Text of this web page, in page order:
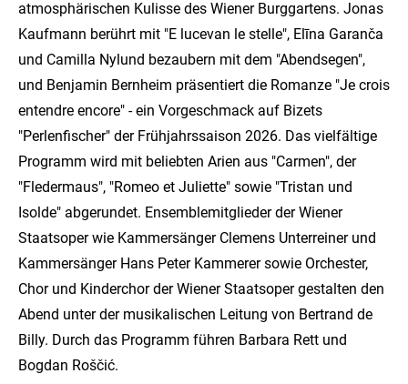
atmosphärischen Kulisse des Wiener Burggartens. Jonas
Kaufmann berührt mit "E lucevan le stelle", Elīna Garanča
und Camilla Nylund bezaubern mit dem "Abendsegen",
und Benjamin Bernheim präsentiert die Romanze "Je crois
entendre encore" - ein Vorgeschmack auf Bizets
"Perlenfischer" der Frühjahrssaison 2026. Das vielfältige
Programm wird mit beliebten Arien aus "Carmen", der
"Fledermaus", "Romeo et Juliette" sowie "Tristan und
Isolde" abgerundet. Ensemblemitglieder der Wiener
Staatsoper wie Kammersänger Clemens Unterreiner und
Kammersänger Hans Peter Kammerer sowie Orchester,
Chor und Kinderchor der Wiener Staatsoper gestalten den
Abend unter der musikalischen Leitung von Bertrand de
Billy. Durch das Programm führen Barbara Rett und
Bogdan Roščić.